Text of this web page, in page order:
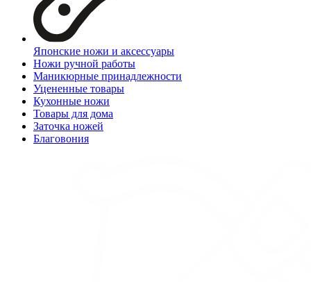
Японские ножи и аксессуары
Ножи ручной работы
Маникюрные принадлежности
Уцененные товары
Кухонные ножи
Товары для дома
Заточка ножей
Благовония